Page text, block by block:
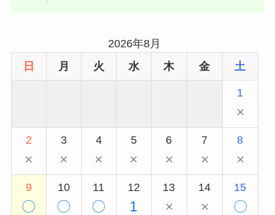
2026年8月
日
月 火 水 木 金 土
1
×
2
×
3
×
4
×
5
×
6
×
7
×
8
×
9
〇
10
〇
11
〇
12
1
13
×
14
×
15
〇